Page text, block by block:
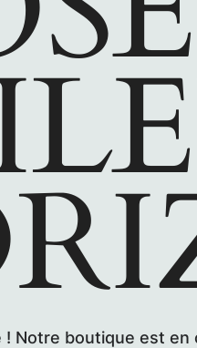
! Notre boutique est